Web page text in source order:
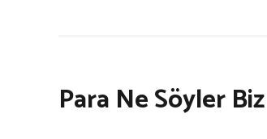
Para Ne Söyler